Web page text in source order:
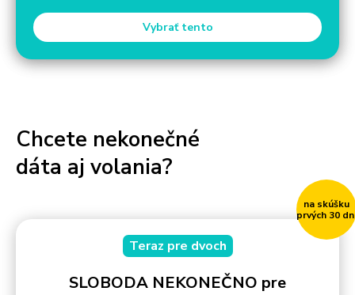
Vybrať tento
Chcete nekonečné
dáta aj volania?
na skúšku
prvých 30
Teraz pre dvoch
SLOBODA NEKONEČNO pre